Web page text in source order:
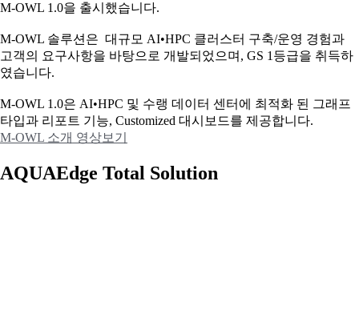
M-OWL 1.0을 출시했습니다.
M-OWL 솔루션은 대규모 AI•HPC 클러스터 구축/운영 경험과
고객의 요구사항을 바탕으로 개발되었으며, GS 1등급을 취득하
였습니다.
M-OWL 1.0은 AI•HPC 및 수랭 데이터 센터에 최적화 된 그래프
타입과 리포트 기능, Customized 대시보드를 제공합니다.
M-OWL 소개 영상보기
AQUAEdge Total Solution